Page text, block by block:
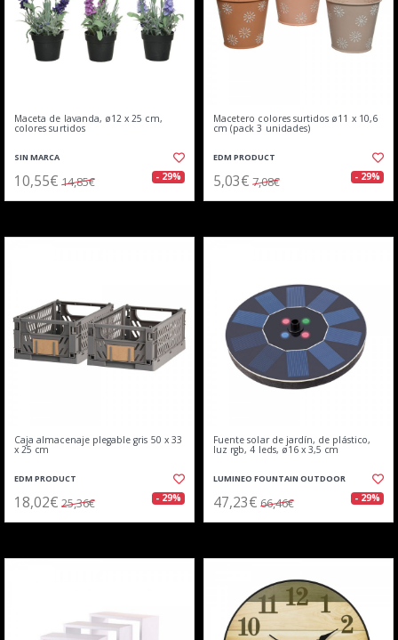
Maceta de lavanda, ø12 x 25 cm,
colores surtidos
SIN MARCA
10,55€ 14,85€ - 29%
Macetero colores surtidos ø11 x 10,6
cm (pack 3 unidades)
EDM PRODUCT
5,03€ 7,08€ - 29%
Caja almacenaje plegable gris 50 x 33
x 25 cm
EDM PRODUCT
18,02€ 25,36€ - 29%
Fuente solar de jardín, de plástico,
luz rgb, 4 leds, ø16 x 3,5 cm
LUMINEO FOUNTAIN OUTDOOR
47,23€ 66,46€ - 29%